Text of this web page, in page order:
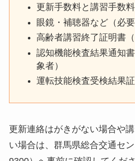
更新手数料と講習手数料
眼鏡・補聴器など（必要
高齢者講習終了証明書（
認知機能検査結果通知
象者）
運転技能検査受検結果証
更新連絡はがきがない場合や
い場合は、群馬県総合交通セ